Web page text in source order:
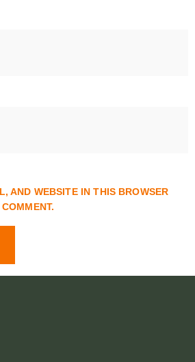
AND WEBSITE IN THIS BROWSER